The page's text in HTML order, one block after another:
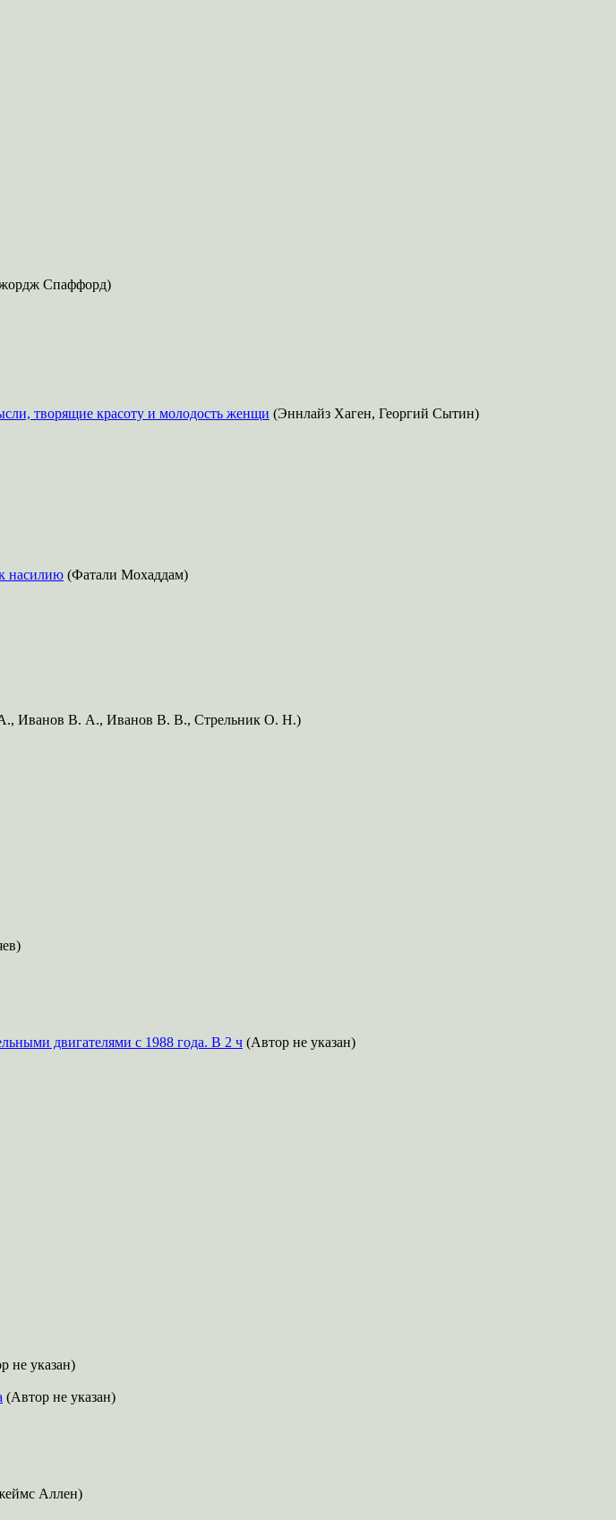
Спаффорд)
творящие красоту и молодость женщи (Эннлайз Хаген, Георгий Сытин)
насилию (Фатали Мохаддам)
Иванов В. А., Иванов В. В., Стрельник О. Н.)
двигателями с 1988 года. В 2 ч (Автор не указан)
не указан)
(Автор не указан)
Аллен)